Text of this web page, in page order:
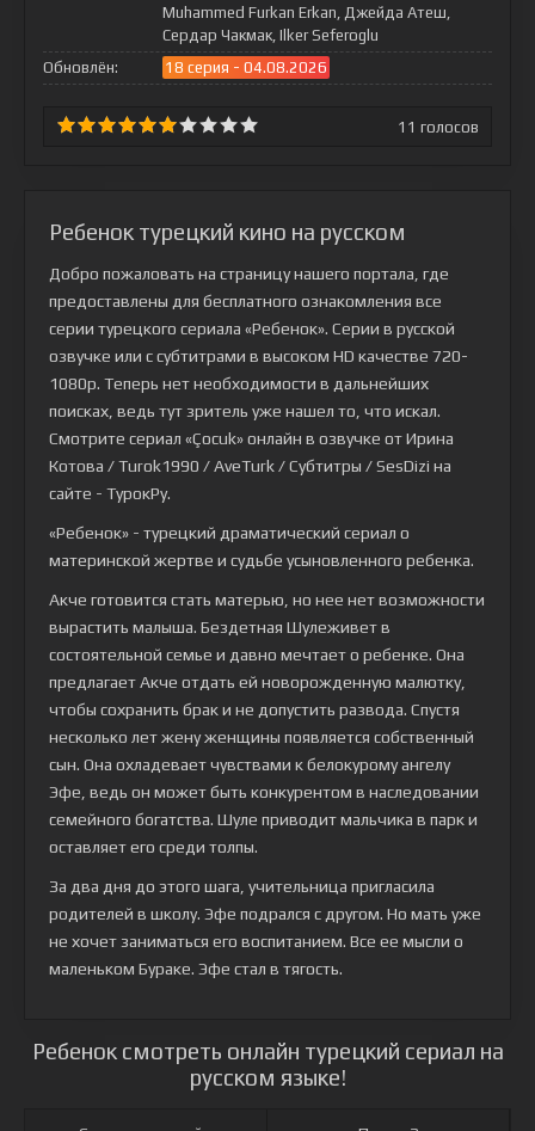
Muhammed Furkan Erkan, Джейда Атеш,
Сердар Чакмак, Ilker Seferoglu
Обновлён:
18 серия - 04.08.2026
11 голосов
Ребенок турецкий кино на русском
Добро пожаловать на страницу нашего портала, где
предоставлены для бесплатного ознакомления все
серии турецкого сериала «Ребенок». Серии в русской
озвучке или с субтитрами в высоком HD качестве 720-
1080p. Теперь нет необходимости в дальнейших
поисках, ведь тут зритель уже нашел то, что искал.
Смотрите сериал «Çocuk» онлайн в озвучке от Ирина
Котова / Turok1990 / AveTurk / Субтитры / SesDizi на
сайте - ТурокРу.
«Ребенок» - турецкий драматический сериал о
материнской жертве и судьбе усыновленного ребенка.
Акче готовится стать матерью, но нее нет возможности
вырастить малыша. Бездетная Шулеживет в
состоятельной семье и давно мечтает о ребенке. Она
предлагает Акче отдать ей новорожденную малютку,
чтобы сохранить брак и не допустить развода. Спустя
несколько лет жену женщины появляется собственный
сын. Она охладевает чувствами к белокурому ангелу
Эфе, ведь он может быть конкурентом в наследовании
семейного богатства. Шуле приводит мальчика в парк и
оставляет его среди толпы.
За два дня до этого шага, учительница пригласила
родителей в школу. Эфе подрался с другом. Но мать уже
не хочет заниматься его воспитанием. Все ее мысли о
маленьком Бураке. Эфе стал в тягость.
Ребенок смотреть онлайн турецкий сериал на
русском языке!